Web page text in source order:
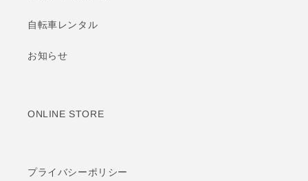
自転車レンタル
お知らせ
ONLINE STORE
プライバシーポリシー